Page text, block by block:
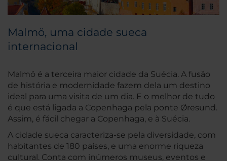
Malmö, uma cidade sueca
internacional
Malmö é a terceira maior cidade da Suécia. A fusão
de história e modernidade fazem dela um destino
ideal para uma visita de um dia. E o melhor de tudo
é que está ligada a Copenhaga pela ponte Øresund.
Assim, é fácil chegar a Copenhaga, e à Suécia.
A cidade sueca caracteriza-se pela diversidade, com
habitantes de 180 países, e uma enorme riqueza
cultural. Conta com inúmeros museus, eventos e